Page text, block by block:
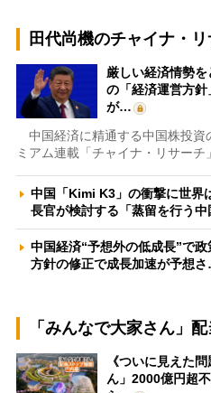
田代尚機のチャイナ・
厳しい経済情勢
の「経済運営方
が…
中国経済に精通する中国株投資
ミアム連載「チャイナ・リサーチ
中国「Kimi K3」の衝撃に世
長官が検討する「蒸留を行う
中国経済“予想外の低成長”で
方針の修正で成長加速が予想
「みんなで大家さん」
《ついに見えた
ん」2000億円超